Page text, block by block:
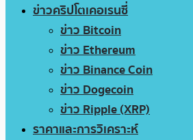
ข่าวคริปโตเคอเรนซี่
ข่าว Bitcoin
ข่าว Ethereum
ข่าว Binance Coin
ข่าว Dogecoin
ข่าว Ripple (XRP)
ราคาและการวิเคราะห์